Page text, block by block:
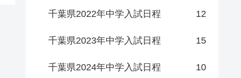
千葉県2022年中学入試日程 12
千葉県2023年中学入試日程 15
千葉県2024年中学入試日程 10